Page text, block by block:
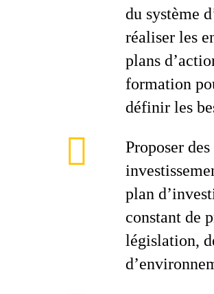
du système
réaliser les
plans
formation
définir les
Proposer
plan
constant de
législation,